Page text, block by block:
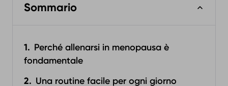
Sommario
Perché allenarsi in menopausa è
fondamentale
Una routine facile per ogni giorno